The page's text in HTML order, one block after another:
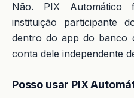
Não. PIX Automático
instituição participante
dentro do app do banco
conta dele independente
Posso usar PIX